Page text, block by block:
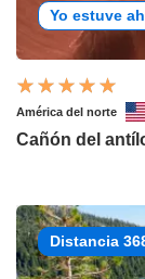
Yo estuve
América del norte
Cañón del
Distancia